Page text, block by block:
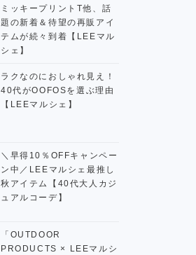
ミッキープリントT他、話
題の新着＆待望の再販アイ
テムが続々到着【LEEマル
シェ】
ラクなのにおしゃれ見え！
40代がOOFOSを選ぶ理由
【LEEマルシェ】
＼早得10％OFFキャンペー
ン中／LEEマルシェ最推し
秋アイテム【40代大人カジ
ュアルコーデ】
「OUTDOOR
PRODUCTS × LEEマルシ